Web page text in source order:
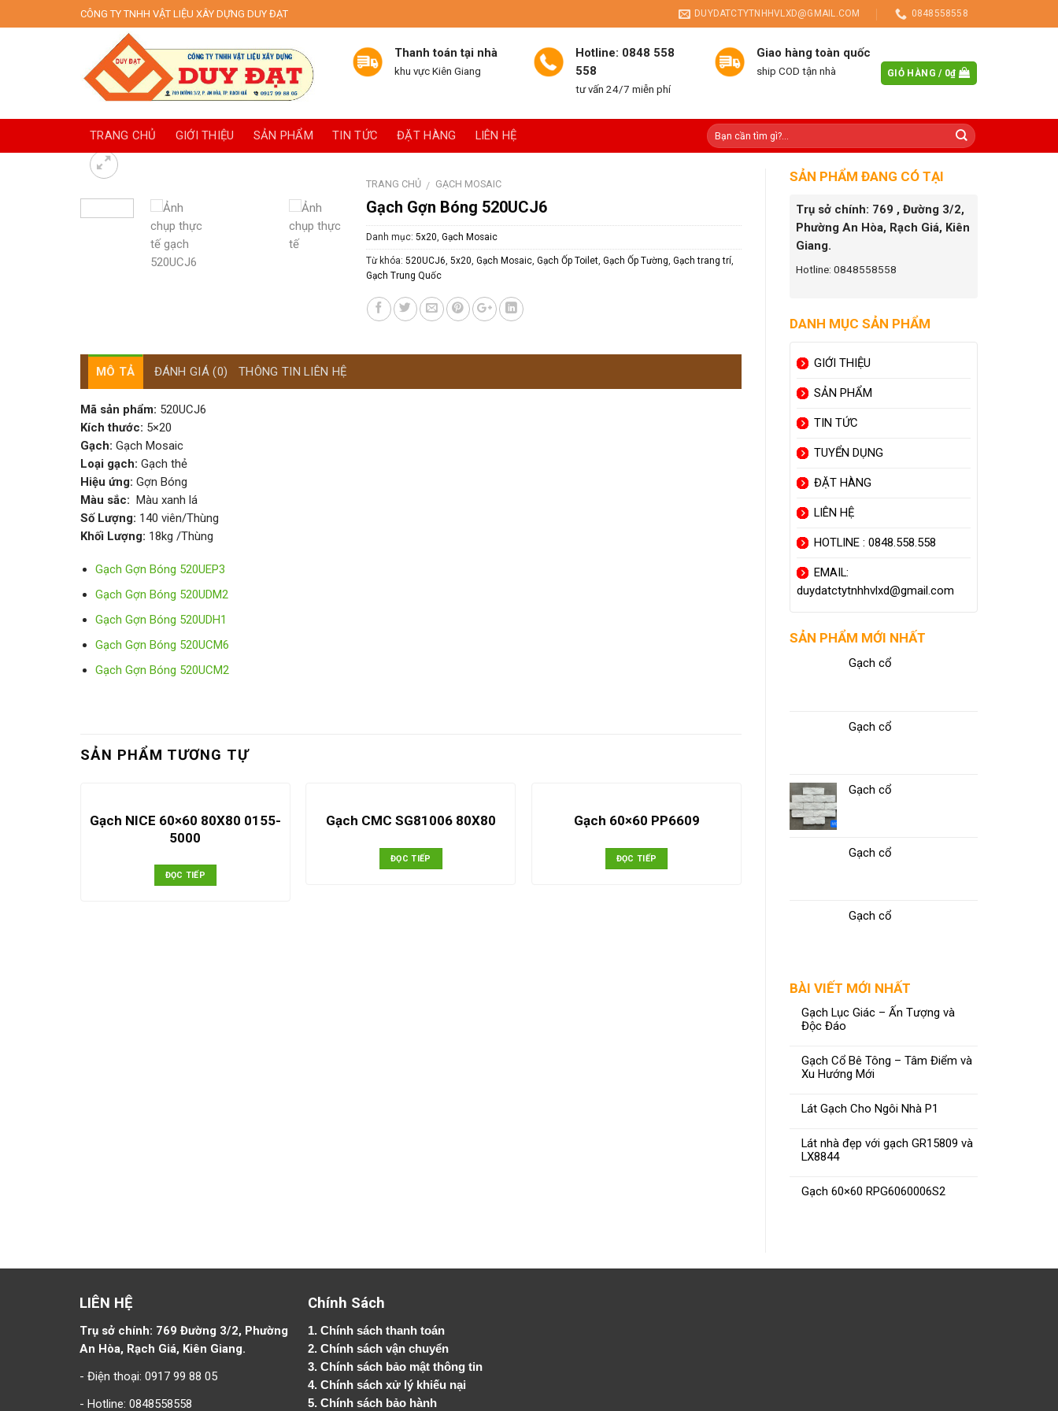
to
CÔNG TY TNHH VẬT LIỆU XÂY DỰNG DUY ĐẠT DUYDATCTYTNHHVLXD@GMAIL.COM 0848558558
Thanh toán tại nhà
khu vực Kiên Giang
Hotline: 0848 558
558
tư vấn 24/7 miễn phí
Giao hàng toàn quốc
ship COD tận nhà GIỎ HÀNG / 0₫
TRANG CHỦ GIỚI THIỆU SẢN PHẨM TIN TỨC ĐẶT HÀNG LIÊN HỆ
TRANG CHỦ / GẠCH MOSAIC
Gạch Gợn Bóng 520UCJ6
Danh mục: 5x20, Gạch Mosaic
Từ khóa: 520UCJ6, 5x20, Gạch Mosaic, Gạch Ốp Toilet, Gạch Ốp Tường, Gạch trang trí,
Gạch Trung Quốc
MÔ TẢ ĐÁNH GIÁ (0) THÔNG TIN LIÊN HỆ
Mã sản phẩm: 520UCJ6
Kích thước: 5×20
Gạch: Gạch Mosaic
Loại gạch: Gạch thẻ
Hiệu ứng: Gợn Bóng
Màu sắc: Màu xanh lá
Số Lượng: 140 viên/Thùng
Khối Lượng: 18kg /Thùng
Gạch Gợn Bóng 520UEP3
Gạch Gợn Bóng 520UDM2
Gạch Gợn Bóng 520UDH1
Gạch Gợn Bóng 520UCM6
Gạch Gợn Bóng 520UCM2
SẢN PHẨM TƯƠNG TỰ
Gạch NICE 60×60 80X80 0155-
5000
ĐỌC TIẾP
Gạch CMC SG81006 80X80
ĐỌC TIẾP
Gạch 60×60 PP6609
ĐỌC TIẾP
Gạch 80X80 CMC KC89006
ĐỌC TIẾP
SẢN PHẨM ĐANG CÓ TẠI
Trụ sở chính: 769 , Đường 3/2,
Phường An Hòa, Rạch Giá, Kiên
Giang.
Hotline: 0848558558
DANH MỤC SẢN PHẨM
GIỚI THIỆU
SẢN PHẨM
TIN TỨC
TUYỂN DỤNG
ĐẶT HÀNG
LIÊN HỆ
HOTLINE : 0848.558.558
EMAIL:
duydatctytnhhvlxd@gmail.com
SẢN PHẨM MỚI NHẤT
Gạch cổ
Gạch cổ
Gạch cổ
Gạch cổ
Gạch cổ
BÀI VIẾT MỚI NHẤT
Gạch Lục Giác – Ấn Tượng và
Độc Đáo
Gạch Cổ Bê Tông – Tâm Điểm và
Xu Hướng Mới
Lát Gạch Cho Ngôi Nhà P1
Lát nhà đẹp với gạch GR15809 và
LX8844
Gạch 60×60 RPG6060006S2
LIÊN HỆ
Trụ sở chính: 769 Đường 3/2, Phường
An Hòa, Rạch Giá, Kiên Giang.
- Điện thoại: 0917 99 88 05
- Hotline: 0848558558
Chính Sách
1.Chính sách thanh toán
2.Chính sách vận chuyển
3. Chính sách bảo mật thông tin
4.Chính sách xử lý khiếu nại
5.Chính sách bảo hành